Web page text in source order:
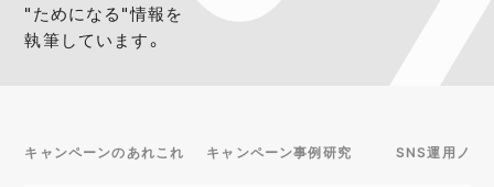
"ためになる"情報を
執筆しています。
キャンペーンのあれこれ キャンペーン事例研究 SNS運用ノウ